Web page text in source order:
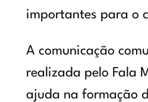
importantes para o
A comunicação
realizada pelo Fala
ajuda na formação